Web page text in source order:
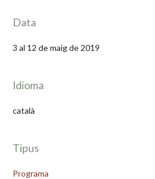
Data
3 al 12 de maig de 2019
Idioma
català
Tipus
Programa